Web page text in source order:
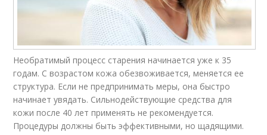
Необратимый процесс старения начинается уже к 35
годам. С возрастом кожа обезвоживается, меняется ее
структура. Если не предпринимать меры, она быстро
начинает увядать. Сильнодействующие средства для
кожи после 40 лет применять не рекомендуется.
Процедуры должны быть эффективными, но щадящими.